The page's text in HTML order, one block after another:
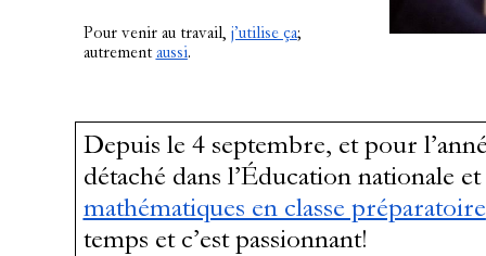
Pour venir au travail, j’utilise ça;
autrement aussi.
Depuis le 4 septembre, et pour
détaché dans l’Éducation nationale et
mathématiques en classe préparatoire
temps et c’est passionnant!